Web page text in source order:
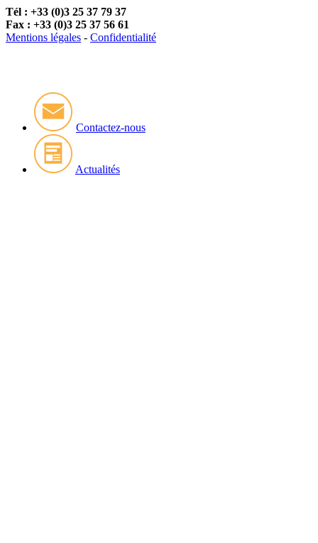
Tél : +33 (0)3 25 37 79 37
Fax : +33 (0)3 25 37 56 61
Mentions légales - Confidentialité
Contactez-nous
Actualités